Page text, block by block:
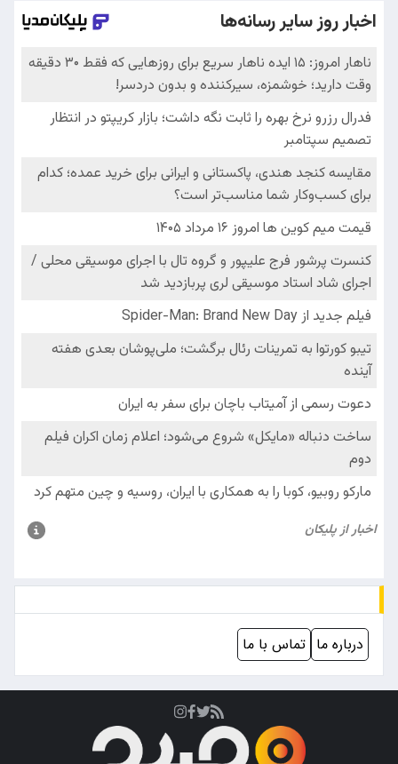
درباره ما تماس با ما